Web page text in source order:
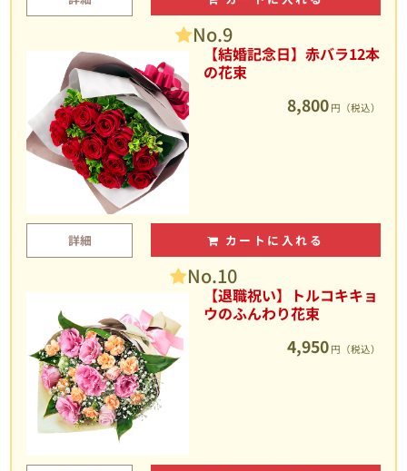
No.9
【結婚記念日】赤バラ12本
の花束
8,800 円（税込）
詳細 カートに入れる
No.10
【退職祝い】トルコキキョ
ウのふんわり花束
4,950 円（税込）